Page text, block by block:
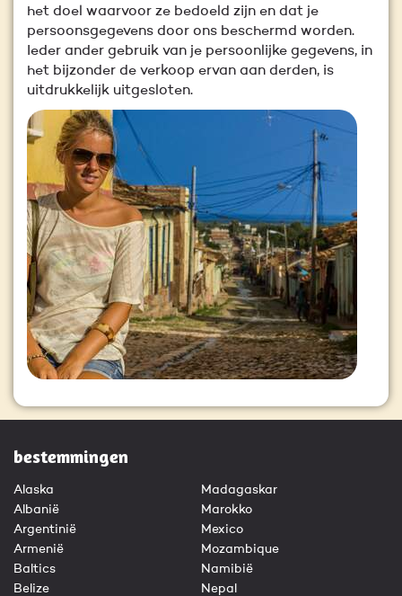
het doel waarvoor ze bedoeld zijn en dat je
persoonsgegevens door ons beschermd worden.
Ieder ander gebruik van je persoonlijke gegevens, in
het bijzonder de verkoop ervan aan derden, is
uitdrukkelijk uitgesloten.
bestemmingen
Alaska
Albanië
Argentinië
Armenië
Baltics
Belize
Madagaskar
Marokko
Mexico
Mozambique
Namibië
Nepal